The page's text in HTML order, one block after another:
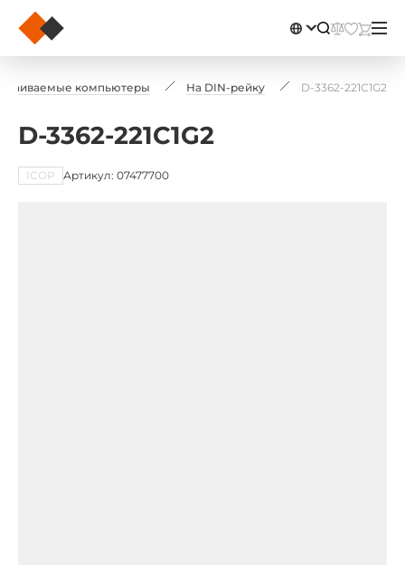
компьютеры На DIN-рейку D-3362-221C1G2
D-3362-221C1G2
ICOP Артикул: 07477700